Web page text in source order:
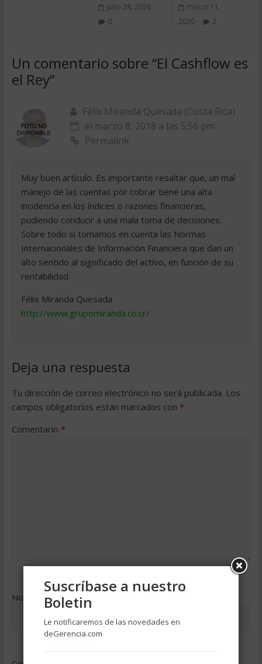
julio 28, 2026
0
marzo 11,
2020
2
Un comentario sobre “El Cashflow es
el Rey”
Félix Miranda Quesada (Costa Rica)
el marzo 8, 2018 a las 5:56 pm
Permalink
Muy buen artículo. Es importante resaltar que, un mal
manejo de las cuentas por cobrar tiene una alta
incidencia en los índices o razones financieras,
pudiendo conducir a una mala toma de decisiones.
Sobre todo si tomamos en cuenta las Normas
Internacionales de Información Financiera que dan un
alto sentido al significado del activo, en función de su
rentabilidad.
Félix Miranda Quesada
http://www.grupomiranda.co.cr/
Deja una respuesta
Tu dirección de correo electrónico no será publicada. Los
campos obligatorios están marcados con *
Comentario *
Nombre*
Suscríbase a nuestro
Boletin
Le notificaremos de las novedades en
deGerencia.com